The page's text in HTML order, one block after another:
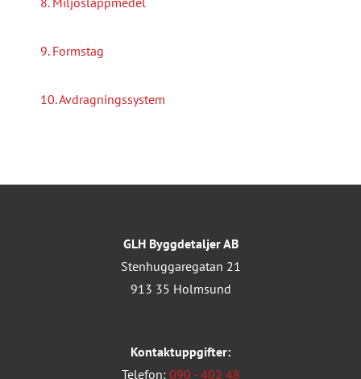
9. Formstag
10. Avdragningssystem
GLH Byggdetaljer AB
Stenhuggaregatan 21
913 35 Holmsund
Kontaktuppgifter:
Telefon: 090 - 402 48